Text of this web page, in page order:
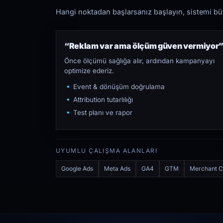
Hangi noktadan başlarsanız başlayın, sistemi
“Reklam var ama ölçüm güven
Önce ölçümü sağlığa alır, ardından kampanyayı
optimize ederiz.
Event & dönüşüm doğrulama
Attribution tutarlılığı
Test planı ve rapor
UYUMLU ÇALIŞMA ALANLARI
Google Ads Meta Ads GA4 GTM Merchant